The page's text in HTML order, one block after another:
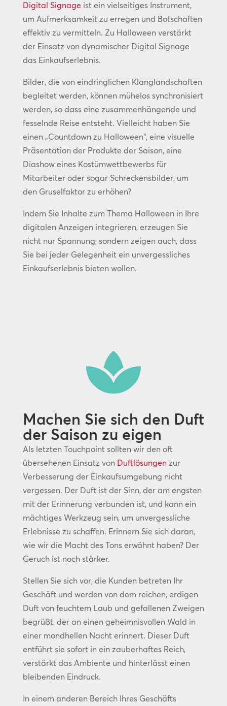
Digital Signage ist ein vielseitiges Instrument,
um Aufmerksamkeit zu erregen und Botschaften
effektiv zu vermitteln. Zu Halloween verstärkt
der Einsatz von dynamischer Digital Signage
das Einkaufserlebnis.
Bilder, die von eindringlichen Klanglandschaften
begleitet werden, können mühelos synchronisiert
werden, so dass eine zusammenhängende und
fesselnde Reise entsteht. Vielleicht haben Sie
einen „Countdown zu Halloween“, eine visuelle
Präsentation der Produkte der Saison, eine
Diashow eines Kostümwettbewerbs für
Mitarbeiter oder sogar Schreckensbilder, um
den Gruselfaktor zu erhöhen?
Indem Sie Inhalte zum Thema Halloween in Ihre
digitalen Anzeigen integrieren, erzeugen Sie
nicht nur Spannung, sondern zeigen auch, dass
Sie bei jeder Gelegenheit ein unvergessliches
Einkaufserlebnis bieten wollen.

Machen Sie sich den Duft
der Saison zu eigen
Als letzten Touchpoint sollten wir den oft
übersehenen Einsatz von Duftlösungenzur
Verbesserung der Einkaufsumgebung nicht
vergessen. Der Duft ist der Sinn, der am engsten
mit der Erinnerung verbunden ist, und kann ein
mächtiges Werkzeug sein, um unvergessliche
Erlebnisse zu schaffen. Erinnern Sie sich daran,
wie wir die Macht des Tons erwähnt haben? Der
Geruch ist noch stärker.
Stellen Sie sich vor, die Kunden betreten Ihr
Geschäft und werden von dem reichen, erdigen
Duft von feuchtem Laub und gefallenen Zweigen
begrüßt, der an einen geheimnisvollen Wald in
einer mondhellen Nacht erinnert. Dieser Duft
entführt sie sofort in ein zauberhaftes Reich,
verstärkt das Ambiente und hinterlässt einen
bleibenden Eindruck.
In einem anderen Bereich Ihres Geschäfts